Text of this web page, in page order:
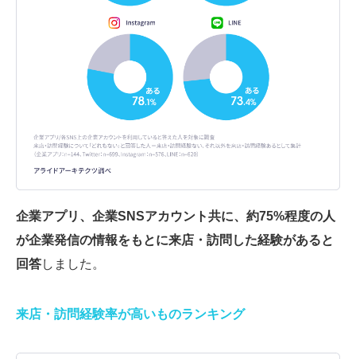
企業アプリ、企業SNSアカウント共に、約75%程度の人
が企業発信の情報をもとに来店・訪問した経験があると
回答しました。
来店・訪問経験率が高いものランキング